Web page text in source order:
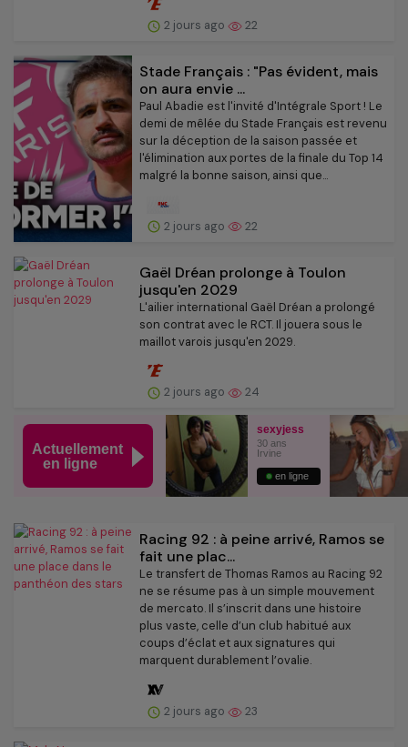
2 jours ago 22
Stade Français : "Pas évident, mais
on aura envie ...
Paul Abadie est l'invité d'Intégrale Sport ! Le
demi de mêlée du Stade Français est revenu
sur la déception de la saison passée et
l'élimination aux portes de la finale du Top 14
malgré la bonne saison, ainsi que...
2 jours ago 22
Gaël Dréan prolonge à Toulon
jusqu'en 2029
L'ailier international Gaël Dréan a prolongé
son contrat avec le RCT. Il jouera sous le
maillot varois jusqu'en 2029.
2 jours ago 24
Racing 92 : à peine arrivé, Ramos se
fait une plac...
Le transfert de Thomas Ramos au Racing 92
ne se résume pas à un simple mouvement
de mercato. Il s’inscrit dans une histoire
plus vaste, celle d’un club habitué aux
coups d’éclat et aux signatures qui
marquent durablement l’ovalie.
2 jours ago 23